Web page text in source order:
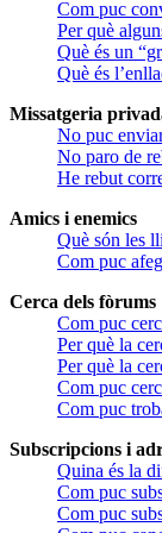
Com puc
Per què
Què és un
Què és
Missatgeria
No puc
No paro de
He rebut
Amics i enemics
Què són les
Com puc
Cerca dels fòrums
Com puc
Per què la
Per què la
Com puc
Com puc
Subscripcions i
Quina és la
Com puc
Com puc